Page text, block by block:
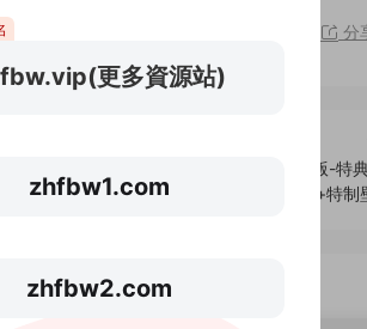
分
FINAL FANTASY IV（豪華像素複刻重制版-特
帶+特制
更多資源站)
zhfbw1.com
zhfbw2.com